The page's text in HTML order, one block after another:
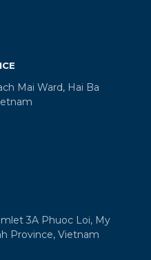
Mai Ward, Hai Ba
3A Phuoc Loi, My
Province, Vietnam